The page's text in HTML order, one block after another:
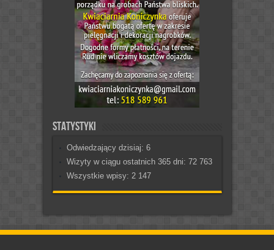
Statystyki
Odwiedzający dzisiaj: 6
Wizyty w ciągu ostatnich 365 dni: 72 763
Wszystkie wpisy: 2 147